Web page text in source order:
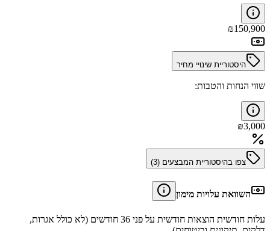
₪150,900
היסטוריית שינויי מחיר
שווי הנחות והטבות:
₪3,000
צפו בהיסטוריית המבצעים (3
)
השוואת עלויות מימון
עלות חודשית הוצאות חודשית על פני 36 חודשים (לא כולל אגרות,